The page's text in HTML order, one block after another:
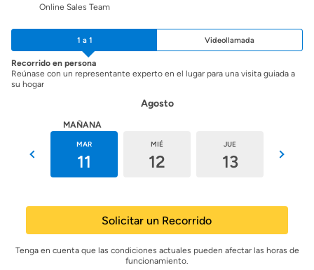
Online Sales Team
1 a 1 Videollamada
Recorrido en persona
Reúnase con un representante experto en el lugar para una visita guiada a
su hogar
Agosto
MAÑANA
MAR
11
MIÉ
12
JUE
13
Solicitar un Recorrido
Tenga en cuenta que las condiciones actuales pueden afectar las horas de
funcionamiento.